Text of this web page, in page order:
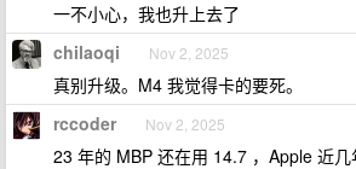
一不小心，我也升上去了
chilaoqi Nov 2, 2025
真别升级。M4 我觉得卡的要死。
rccoder Nov 2, 2025
23 年的 MBP 还在用 14.7 ，Apple 近几